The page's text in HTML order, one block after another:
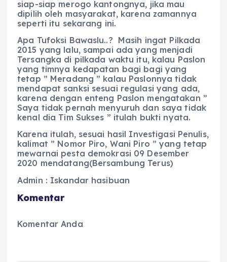
siap-siap merogo kantongnya, jika mau
dipilih oleh masyarakat, karena zamannya
seperti itu sekarang ini.
Apa Tufoksi Bawaslu..? Masih ingat Pilkada
2015 yang lalu, sampai ada yang menjadi
Tersangka di pilkada waktu itu, kalau Paslon
yang timnya kedapatan bagi bagi yang
tetap ” Meradang ” kalau Paslonnya tidak
mendapat sanksi sesuai regulasi yang ada,
karena dengan enteng Paslon mengatakan ”
Saya tidak pernah menyuruh dan saya tidak
kenal dia Tim Sukses ” itulah bukti nyata.
Karena itulah, sesuai hasil Investigasi Penulis,
kalimat ” Nomor Piro, Wani Piro ” yang tetap
mewarnai pesta demokrasi 09 Desember
2020 mendatang(Bersambung Terus)
Admin : Iskandar hasibuan
Komentar
Komentar Anda